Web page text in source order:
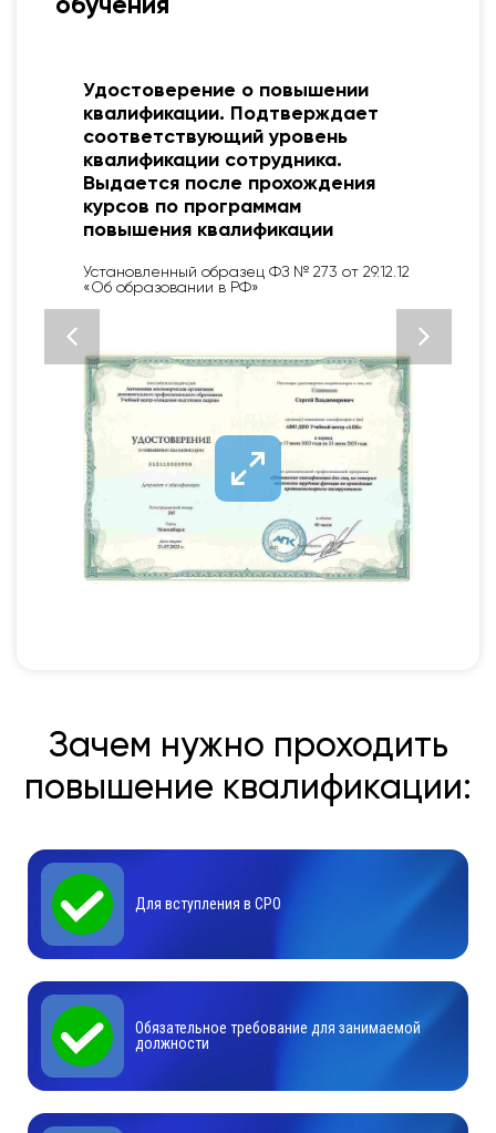
обучения
Удостоверение о повышении
квалификации. Подтверждает
соответствующий уровень
квалификации сотрудника.
Выдается после прохождения
курсов по программам
повышения квалификации
Установленный образец ФЗ № 273 от 29.12.12
«Об образовании в РФ»
Зачем нужно проходить
повышение квалификации:
Для вступления в СРО
Обязательное требование для занимаемой
должности